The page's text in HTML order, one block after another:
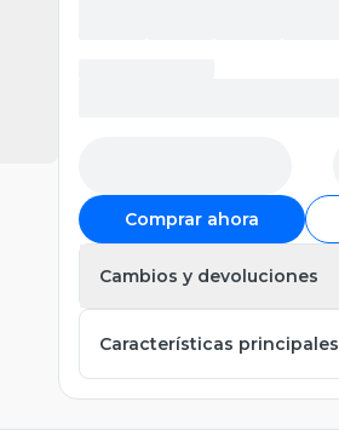
Comprar ahora
Cambios y devoluciones
Características principales